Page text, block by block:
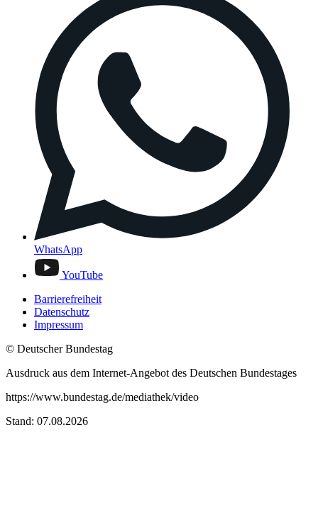
WhatsApp
YouTube
Barrierefreiheit
Datenschutz
Impressum
© Deutscher Bundestag
Ausdruck aus dem Internet-Angebot des Deutschen Bundestages
https://www.bundestag.de/mediathek/video
Stand: 07.08.2026